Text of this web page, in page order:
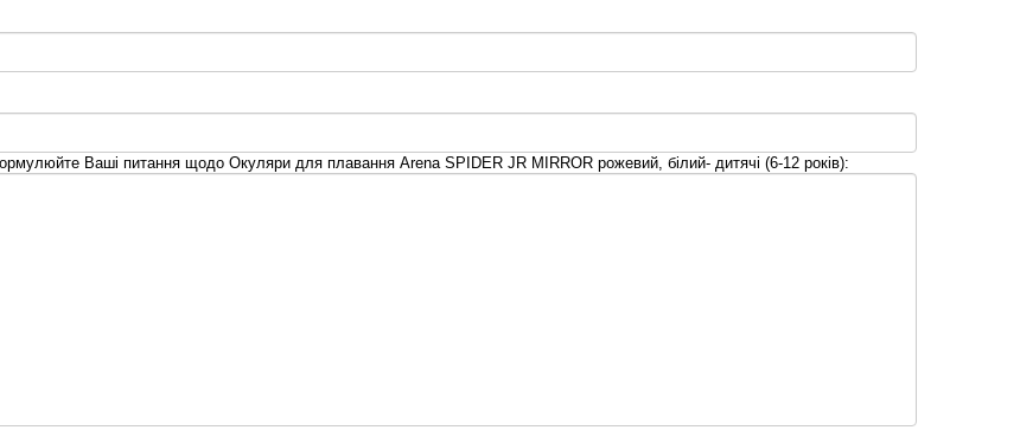
Ваші питання щодо Окуляри для плавання Arena SPIDER JR MIRROR рожевий, білий- дитячі (6-12 років):